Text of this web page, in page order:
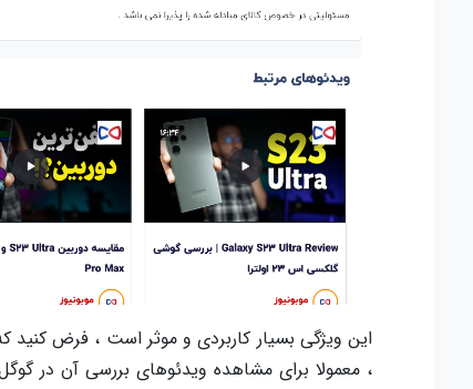
این ویژگی بسیار کاربردی و موثر است ، فرض
، معمولا برای مشاهده ویدئوهای بررسی آن در